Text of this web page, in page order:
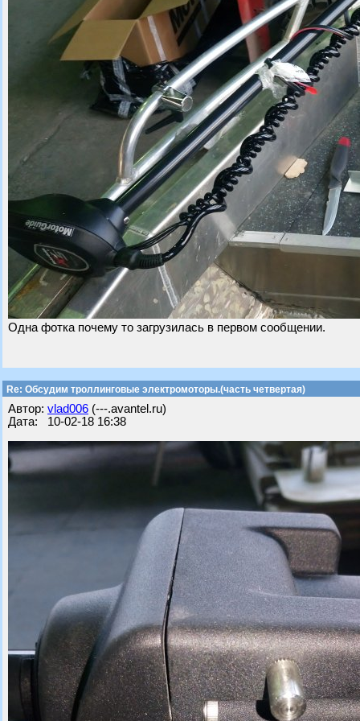
Одна фотка почему то загрузилась в первом сообщении.
Re: Обсудим троллинговые электромоторы.(часть четвертая)
Автор: vlad006 (---.avantel.ru)
Дата: 10-02-18 16:38